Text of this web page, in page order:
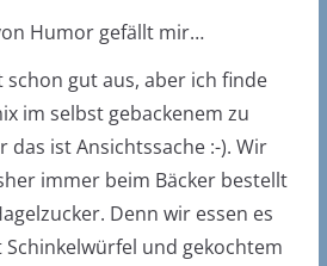
Humor gefällt mir…
schon gut aus, aber ich finde
im selbst gebackenem zu
das ist Ansichtssache :-). Wir
immer beim Bäcker bestellt
Denn wir essen es
und gekochtem